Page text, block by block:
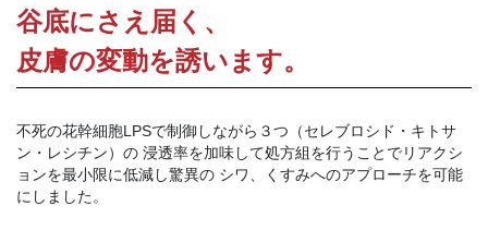
谷底にさえ届く、
皮膚の変動を誘います。
不死の花幹細胞LPSで制御しながら３つ（セレブロシド・キトサ
ン・レシチン）の 浸透率を加味して処方組を行うことでリアクシ
ョンを最小限に低減し驚異の シワ、くすみへのアプローチを可能
にしました。